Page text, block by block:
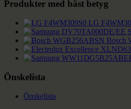
Produkter med bäst betyg
LG
Bosch
Önskelista
Önskelista